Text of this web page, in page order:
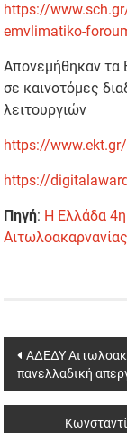
https://
emvlimatiko-
Απονεμήθηκαν τα
σε καινοτόμες
λειτουργιών
https://
https://
Πηγή: Η Ελλάδα
Post
navigation
ΑΔΕΔΥ
πανελλαδική